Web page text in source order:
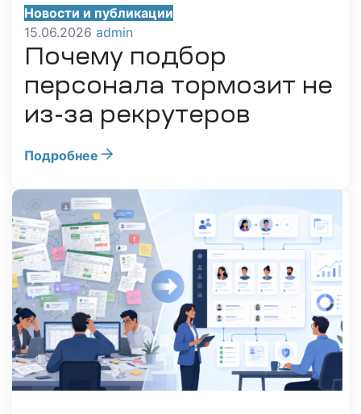
Новости и публикации
Почему подбор
персонала тормозит не
из-за рекрутеров
15.06.2026 admin
Подробнее